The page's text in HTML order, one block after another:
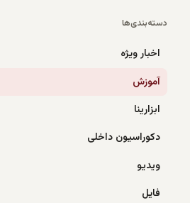
دسته‌بندی‌ها
اخبار ویژه
آموزش
ابزارینا
دکوراسیون داخلی
ویدیو
فایل